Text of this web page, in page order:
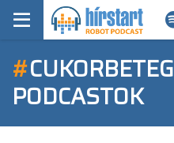
KEZDŐLAP
FRISS HÍREK
#
PODCASTOK